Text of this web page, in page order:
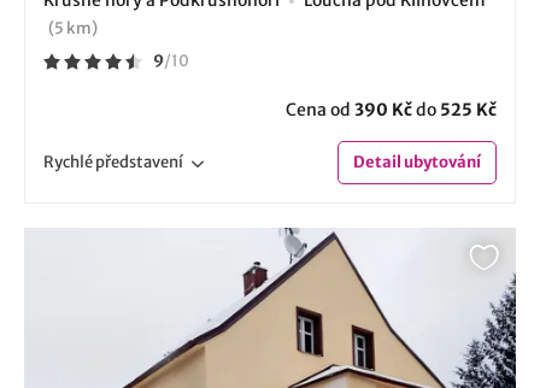
(5 km)
9/10
Cena od 390 Kčdo 525 Kč
Rychlépředstavení Detailubytování